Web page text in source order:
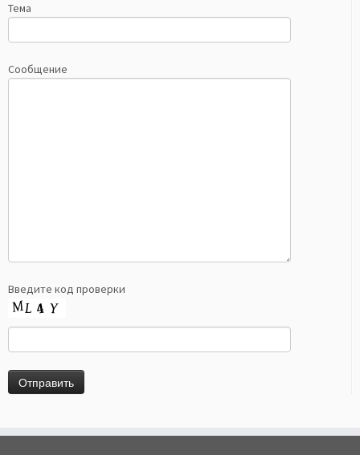
Тема
Сообщение
Введите код проверки